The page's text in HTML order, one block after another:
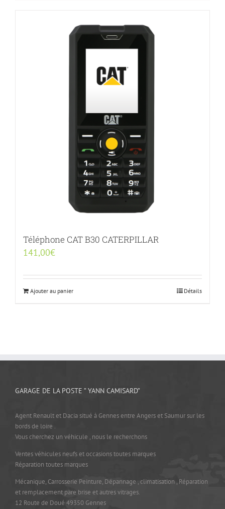
Téléphone CAT B30 CATERPILLAR
141,00€
Ajouter au panier Détails
GARAGE DE LA POSTE ” YANN CAMISARD”
Agent Renault et Dacia situé à Gennes entre Angers et Saumur sur les
bords de loire .
Vous cherchez un véhicule , nous le recherchons
Ventes véhicules neufs et occasions toutes marques
Réparation toutes marques
Mécanique, Carrosserie Peinture, Dépannage , climatisation , Réparation
et remplacement pare brise et autres vitrages.
12 Route de Doué 49350 Gennes